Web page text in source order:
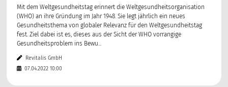
Mit dem Weltgesundheitstag erinnert die Weltgesundheitsorganisation
(WHO) an ihre Gründung im Jahr 1948. Sie legt jährlich ein neues
Gesundheitsthema von globaler Relevanz für den Weltgesundheitstag
fest. Ziel dabei ist es, dieses aus der Sicht der WHO vorrangige
Gesundheitsproblem ins Bewu...
Revitalis GmbH
07.04.2022 10:00